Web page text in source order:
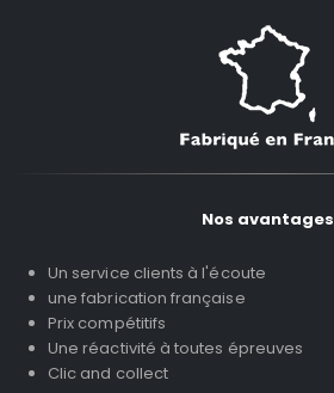
Nos avantages
Un service clients à l'écoute
une fabrication française
Prix compétitifs
Une réactivité à toutes épreuves
Clic and collect